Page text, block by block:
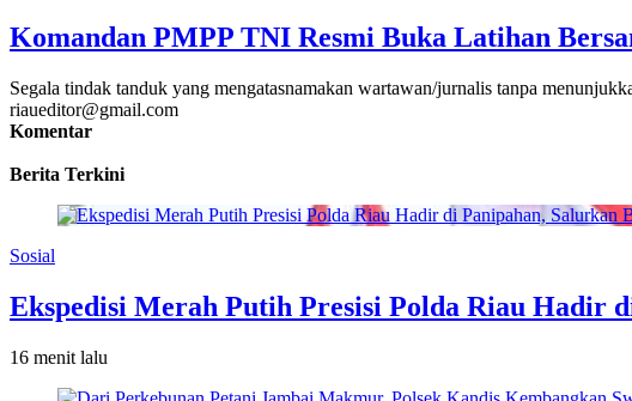
Komandan PMPP TNI Resmi Buka Latihan
Segala tindak tanduk yang mengatasnamakan wartawan/jurnalis tanpa
riaueditor@gmail.com
Komentar
Berita Terkini
Sosial
Ekspedisi Merah Putih Presisi Polda Riau Hadir
16 menit lalu